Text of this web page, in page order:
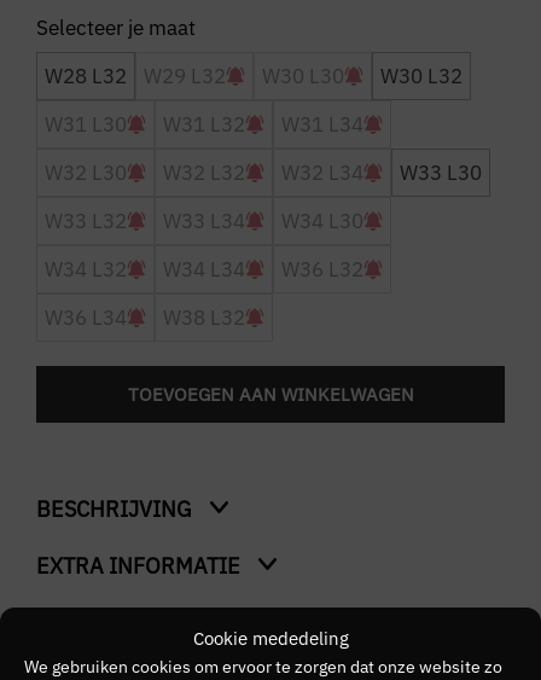
Cookie mededeling
We gebruiken cookies om ervoor te zorgen dat onze website zo
W28 L32 W29 L32 W30 L30
W30 L32
W31 L30
W31 L32
W31 L34
W32 L30
W32 L32 W32 L34
W33 L30
W33 L32
W33 L34
W34 L30
W34 L32
W34 L34
W36 L32
W36 L34
W38 L32
TOEVOEGEN AAN WINKELWAGEN
BESCHRIJVING
Power Stretch Grover
EXTRA INFORMATIE
BlauwVERGELIJKBARE PRODUCTEN